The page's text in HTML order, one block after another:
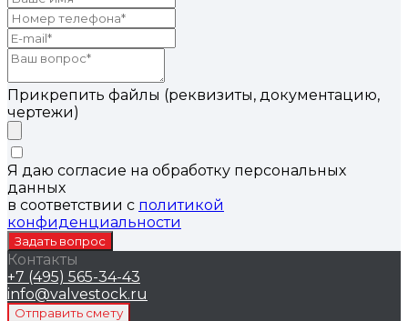
Прикрепить файлы (реквизиты, документацию,
чертежи)
Я даю согласие на обработку персональных
данных
в соответствии с политикой
конфиденциальности
Контакты
+7 (495) 565-34-43
info@valvestock.ru